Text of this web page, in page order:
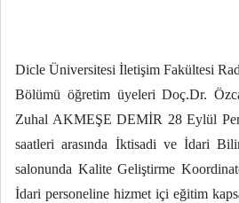
Dicle Üniversitesi İletişim Fakültesi
Bölümü öğretim üyeleri Doç.Dr.
Zuhal AKMEŞE DEMİR 28 Eylül
saatleri arasında İktisadi ve İdari
salonunda Kalite Geliştirme
İdari personeline hizmet içi eğitim